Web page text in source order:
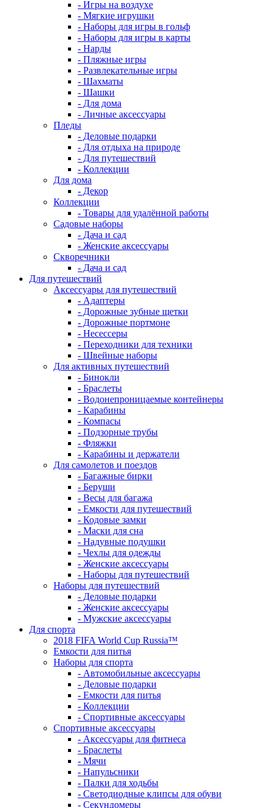
- Игры на воздухе
- Мягкие игрушки
- Наборы для игры в гольф
- Наборы для игры в карты
- Нарды
- Пляжные игры
- Развлекательные игры
- Шахматы
- Шашки
- Для дома
- Личные аксессуары
Пледы
- Деловые подарки
- Для отдыха на природе
- Для путешествий
- Коллекции
Для дома
- Декор
Коллекции
- Товары для удалённой работы
Садовые наборы
- Дача и сад
- Женские аксессуары
Скворечники
- Дача и сад
Для путешествий
Аксессуары для путешествий
- Адаптеры
- Дорожные зубные щетки
- Дорожные портмоне
- Несессеры
- Переходники для техники
- Швейные наборы
Для активных путешествий
- Бинокли
- Браслеты
- Водонепроницаемые контейнеры
- Карабины
- Компасы
- Подзорные трубы
- Фляжки
- Карабины и держатели
Для самолетов и поездов
- Багажные бирки
- Беруши
- Весы для багажа
- Емкости для путешествий
- Кодовые замки
- Маски для сна
- Надувные подушки
- Чехлы для одежды
- Женские аксессуары
- Наборы для путешествий
Наборы для путешествий
- Деловые подарки
- Женские аксессуары
- Мужские аксессуары
Для спорта
2018 FIFA World Cup Russia™
Емкости для питья
Наборы для спорта
- Автомобильные аксессуары
- Деловые подарки
- Емкости для питья
- Коллекции
- Спортивные аксессуары
Спортивные аксессуары
- Аксессуары для фитнеса
- Браслеты
- Мячи
- Напульсники
- Палки для ходьбы
- Светодиодные клипсы для обуви
- Секундомеры